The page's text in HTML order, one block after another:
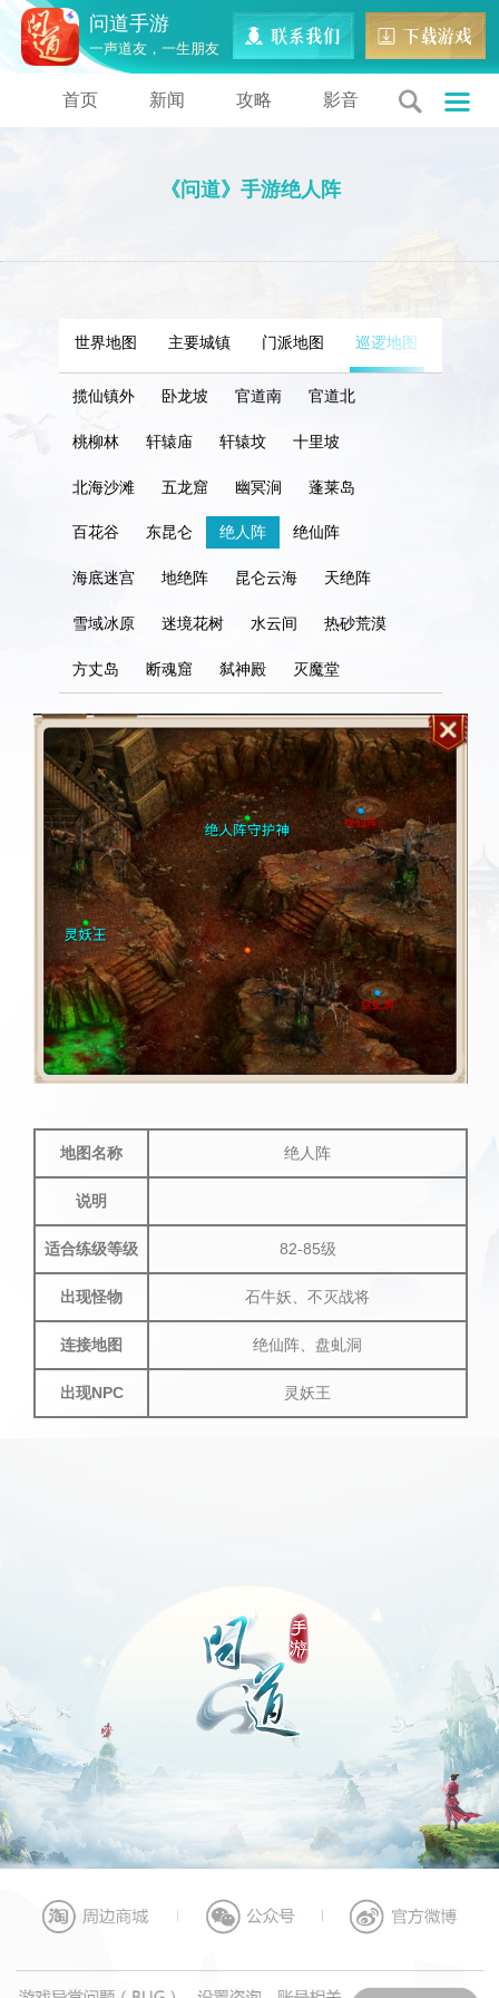
问道手游
一声道友，一生朋友
首页 新闻 攻略 影音
《问道》手游绝人阵
世界地图 主要城镇 门派地图 巡逻地图
揽仙镇外 卧龙坡 官道南 官道北
桃柳林 轩辕庙 轩辕坟 十里坡
北海沙滩 五龙窟 幽冥涧 蓬莱岛
百花谷 东昆仑 绝人阵 绝仙阵
海底迷宫 地绝阵 昆仑云海 天绝阵
雪域冰原 迷境花树 水云间 热砂荒漠
方丈岛 断魂窟 弑神殿 灭魔堂
地图名称 绝人阵
说明
适合练级等级 82-85级
出现怪物 石牛妖、不灭战将
连接地图 绝仙阵、盘虬洞
出现NPC 灵妖王